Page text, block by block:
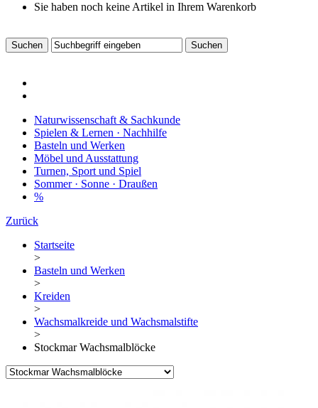
Sie haben noch keine Artikel in Ihrem Warenkorb
Naturwissenschaft & Sachkunde
Spielen & Lernen · Nachhilfe
Basteln und Werken
Möbel und Ausstattung
Turnen, Sport und Spiel
Sommer · Sonne · Draußen
%
Zurück
Startseite
>
Basteln und Werken
>
Kreiden
>
Wachsmalkreide und Wachsmalstifte
>
Stockmar Wachsmalblöcke